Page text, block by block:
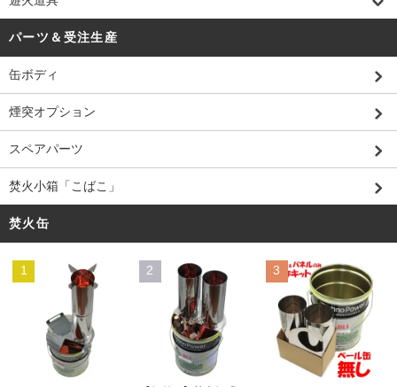
パーツ＆受注生産
缶ボディ
煙突オプション
スペアパーツ
焚火小箱「こばこ」
焚火缶
1 2 3